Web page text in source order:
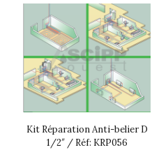
Kit Réparation Anti-belier D
1/2″ / Réf: KRP056